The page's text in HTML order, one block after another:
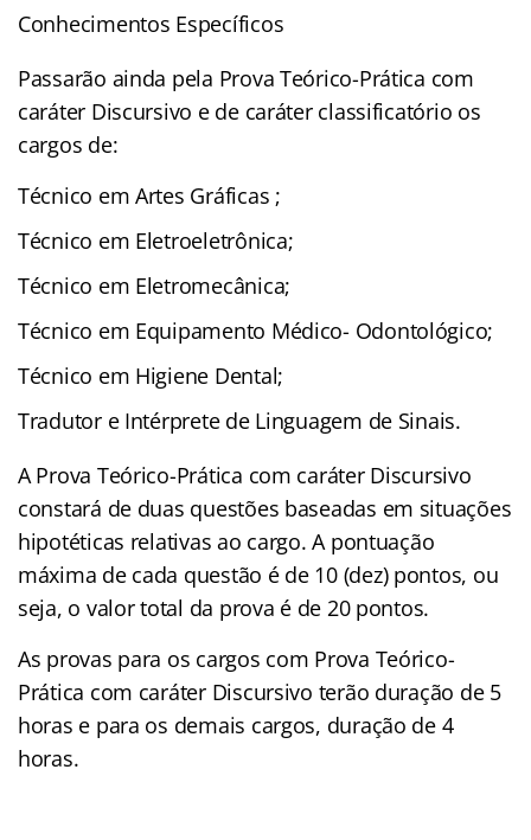
Conhecimentos Específicos
Passarão ainda pela Prova Teórico-Prática com
caráter Discursivo e de caráter classificatório os
cargos de:
Técnico em Artes Gráficas ;
Técnico em Eletroeletrônica;
Técnico em Eletromecânica;
Técnico em Equipamento Médico- Odontológico;
Técnico em Higiene Dental;
Tradutor e Intérprete de Linguagem de Sinais.
A Prova Teórico-Prática com caráter Discursivo
constará de duas questões baseadas em situações
hipotéticas relativas ao cargo. A pontuação
máxima de cada questão é de 10 (dez) pontos, ou
seja, o valor total da prova é de 20 pontos.
As provas para os cargos com Prova Teórico-
Prática com caráter Discursivo terão duração de 5
horas e para os demais cargos, duração de 4
horas.